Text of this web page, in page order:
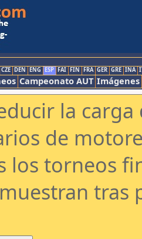
CZE DEN ENG ESP FAI FIN FRA GER GRE INA
Campeonato AUT Imágenes
la
de
los torneos
tras